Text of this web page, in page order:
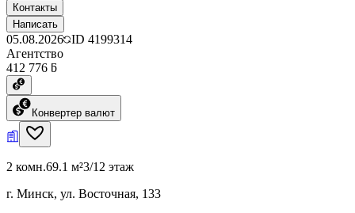
Контакты
Написать
05.08.2026 ID 4199314
Агентство
412 776 ƃ
Конвертер валют
2 комн.69.1 м²3/12 этаж
г. Минск, ул. Восточная, 133